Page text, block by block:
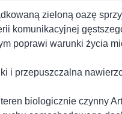
zieloną oazę
komunikacyjnej
poprawi warunki życia
i przepuszczalna
teren biologicznie czynny